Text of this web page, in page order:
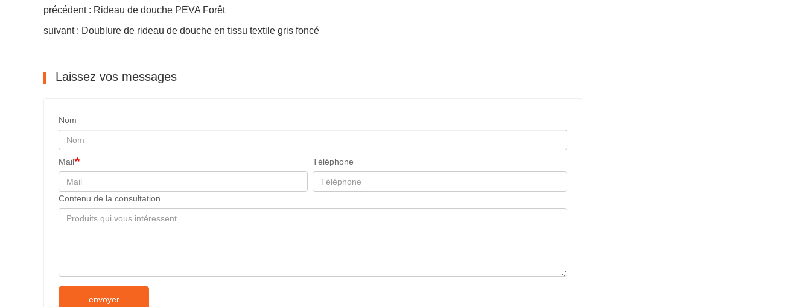
précédent : Rideau de douche PEVA Forêt
suivant : Doublure de rideau de douche en tissu textile gris foncé
Laissez vos messages
Nom
Mail Téléphone
Contenu de la consultation
envoyer